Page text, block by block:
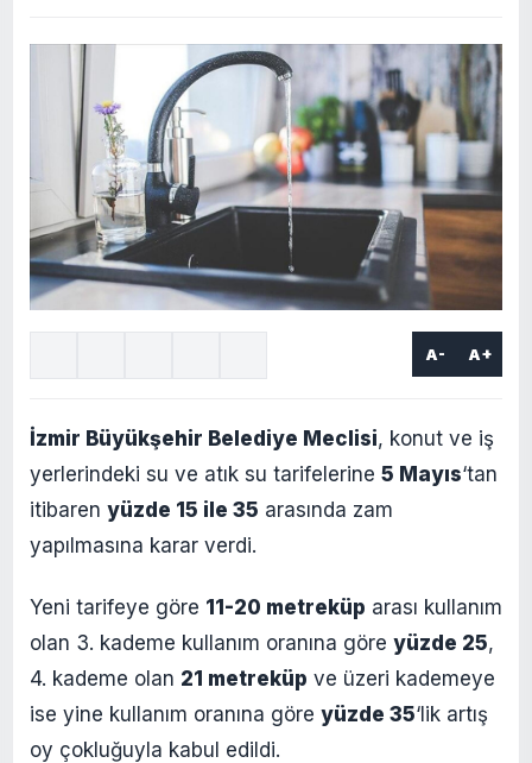
A- A+
İzmir Büyükşehir Belediye Meclisi, konut ve iş
yerlerindeki su ve atık su tarifelerine 5 Mayıs‘tan
itibaren yüzde 15 ile 35 arasında zam
yapılmasına karar verdi.
Yeni tarifeye göre 11-20 metreküp arası kullanım
olan 3. kademe kullanım oranına göre yüzde 25,
4. kademe olan 21 metreküp ve üzeri kademeye
ise yine kullanım oranına göre yüzde 35‘lik artış
oy çokluğuyla kabul edildi.